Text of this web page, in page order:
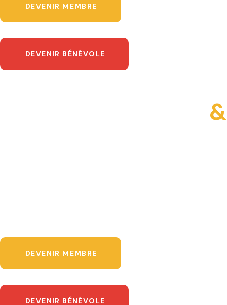
DEVENIR MEMBRE
DEVENIR BÉNÉVOLE
&
DEVENIR MEMBRE
DEVENIR BÉNÉVOLE